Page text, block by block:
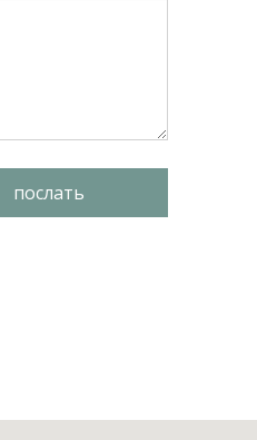
послать